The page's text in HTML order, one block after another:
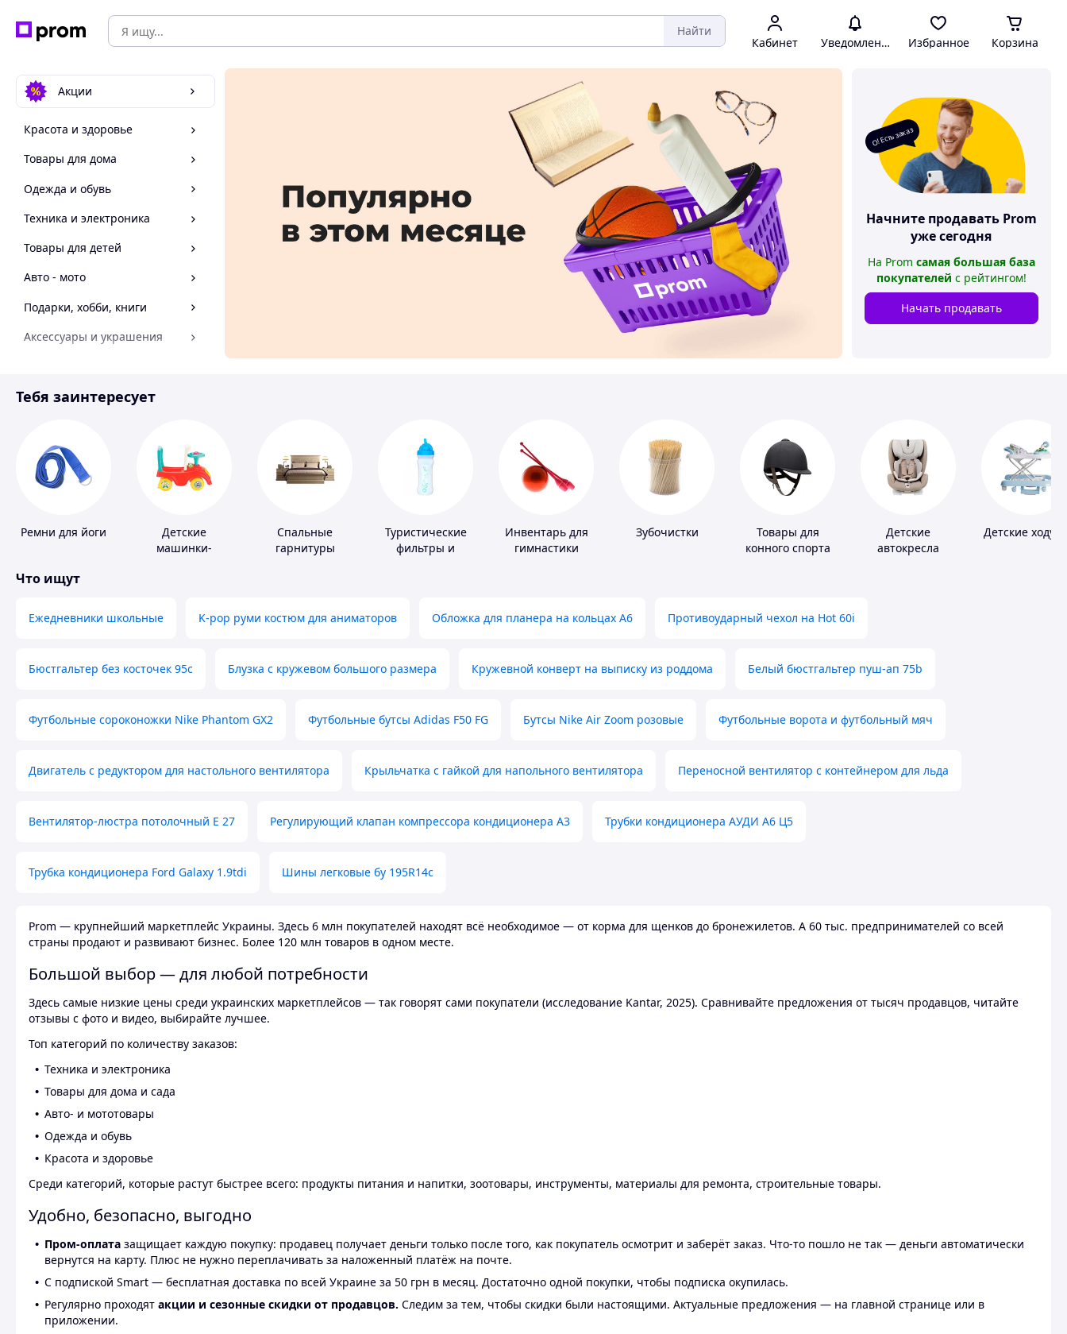
Найти
Кабинет Уведомления Избранное Корзина
Акции
Красота и здоровье
Товары для дома
Одежда и обувь
Техника и электроника
Товары для детей
Авто - мото
Подарки, хобби, книги
Аксессуары и украшения
Спорт и отдых
О! Есть заказ
Начните продавать Prom
уже сегодня
На Prom самая большая база
покупателей с рейтингом!
Начать продавать
Тебя заинтересует
Ремни для йоги
Детские
машинки-
Спальные
гарнитуры
Туристические
фильтры и
Инвентарь для
гимнастики
Зубочистки
Товары для
конного спорта
Детские
автокресла
Детские
Что ищут
Ежедневники школьные K-pop руми костюм для аниматоров Обложка для планера на кольцах А6 Противоударный чехол на Hot 60i
Бюстгальтер без косточек 95с Блузка с кружевом большого размера Кружевной конверт на выписку из роддома Белый бюстгальтер пуш-ап 75b
Футбольные сороконожки Nike Phantom GX2 Футбольные бутсы Adidas F50 FG Бутсы Nike Air Zoom розовые Футбольные ворота и футбольный мяч
Двигатель с редуктором для настольного вентилятора Крыльчатка с гайкой для напольного вентилятора Переносной вентилятор с контейнером для льда
Вентилятор-люстра потолочный E 27 Регулирующий клапан компрессора кондиционера А3 Трубки кондиционера АУДИ А6 Ц5
Трубка кондиционера Ford Galaxy 1.9tdi Шины легковые бу 195R14c
Prom — крупнейший маркетплейс Украины. Здесь 6 млн покупателей находят всё необходимое — от корма для щенков до бронежилетов. А 60 тыс. предпринимателей со всей
страны продают и развивают бизнес. Более 120 млн товаров в одном месте.
Большой выбор — для любой потребности
Здесь самые низкие цены среди украинских маркетплейсов — так говорят сами покупатели (исследование Kantar, 2025). Сравнивайте предложения от тысяч продавцов, читайте
отзывы с фото и видео, выбирайте лучшее.
Топ категорий по количеству заказов:
Техника и электроника
Товары для дома и сада
Авто- и мототовары
Одежда и обувь
Красота и здоровье
Среди категорий, которые растут быстрее всего: продукты питания и напитки, зоотовары, инструменты, материалы для ремонта, строительные товары.
Удобно, безопасно, выгодно
Пром-оплата защищает каждую покупку: продавец получает деньги только после того, как покупатель осмотрит и заберёт заказ. Что-то пошло не так — деньги автоматически
вернутся на карту. Плюс не нужно переплачивать за наложенный платёж на почте.
С подпиской Smart — бесплатная доставка по всей Украине за 50 грн в месяц. Достаточно одной покупки, чтобы подписка окупилась.
Регулярно проходят акции и сезонные скидки от продавцов. Следим за тем, чтобы скидки были настоящими. Актуальные предложения — на главной странице или в
приложении.